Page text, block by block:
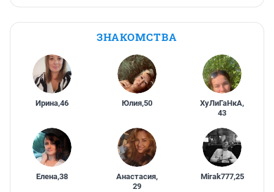
ЗНАКОМСТВА
Ирина,46 Юлия,50 ХуЛиГаНкА,
43
Елена,38 Анастасия,
29
Mirak777,25